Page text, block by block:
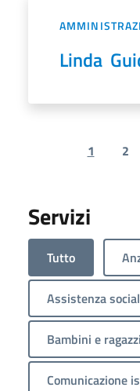
Linda
Previous page
1 2
Servizi
Tutto
Assistenza
Bambini e ragazzi
Comunicazione